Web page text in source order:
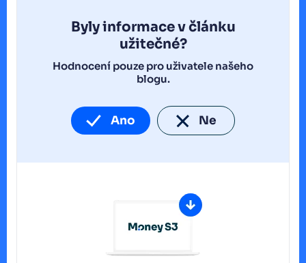
Byly informace v článku
užitečné?
Hodnocení pouze pro uživatele našeho
blogu.
Ano Ne